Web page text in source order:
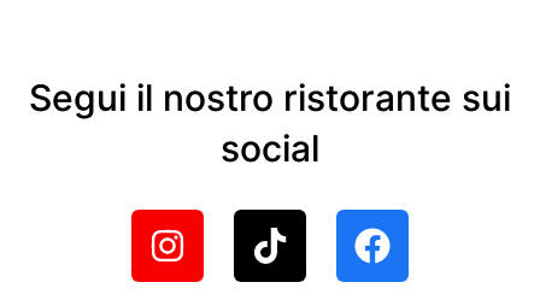
Segui il nostro ristorante sui
social